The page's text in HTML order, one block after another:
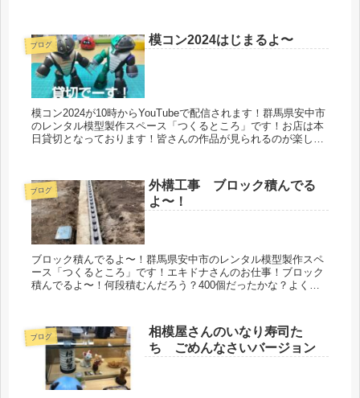
ブログ 模コン2024はじまるよ〜
模コン2024が10時からYouTubeで配信されます！群馬県安中市
のレンタル模型製作スペース「つくるところ」です！お店は本
日貸切となっております！皆さんの作品が見られるのが楽し
ブログ
外構工事 ブロック積んでる
よ〜！
ブロック積んでるよ〜！群馬県安中市のレンタル模型製作スペ
ース「つくるところ」です！エキドナさんのお仕事！ブロック
積んでるよ〜！何段積むんだろう？400個だったかな？よく知
ブログ
相模屋さんのいなり寿司た
ち ごめんなさいバージョン